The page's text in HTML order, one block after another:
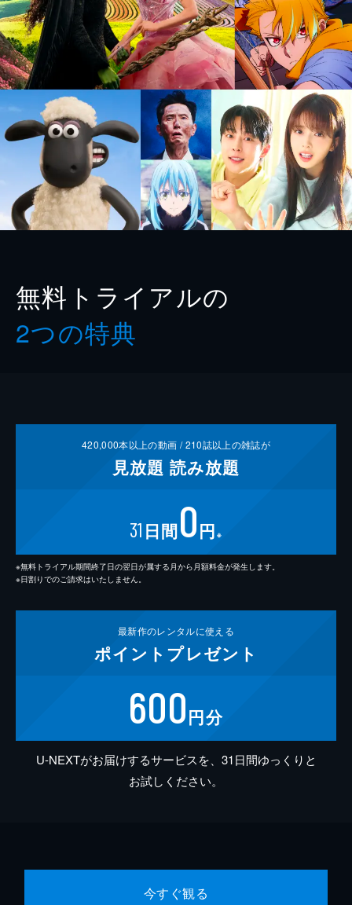
無料トライアルの
2つの特典
420,000本以上の動画 /210誌以上の雑誌が
見放題 読み放題
31 日間0円 ※
※無料トライアル期間終了日の翌日が属する月から月額料金が発生します。
※日割りでのご請求はいたしません。
最新作のレンタルに使える
ポイント プレゼント
600円分
U-NEXTがお届けするサービスを、31日間ゆっくりと
お試しください。
今すぐ観る